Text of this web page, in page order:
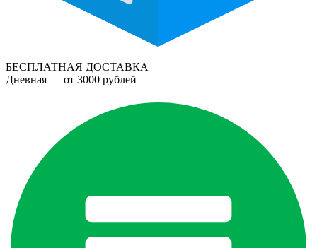
БЕСПЛАТНАЯ ДОСТАВКА
Дневная — от 3000 рублей